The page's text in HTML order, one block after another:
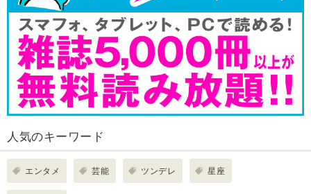
人気のキーワード
エンタメ 芸能 ツンデレ 星座